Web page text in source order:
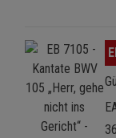
Bildergalerie